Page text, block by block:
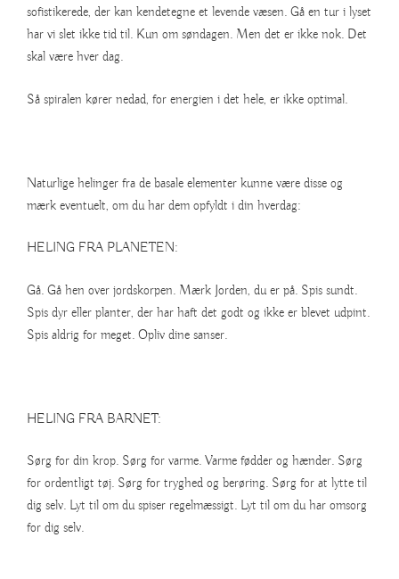
sofistikerede, der kan kendetegne et levende væsen. Gå en tur i lyset
har vi slet ikke tid til. Kun om søndagen. Men det er ikke nok. Det
skal være hver dag.
Så spiralen kører nedad, for energien i det hele, er ikke optimal.
Naturlige helinger fra de basale elementer kunne være disse og
mærk eventuelt, om du har dem opfyldt i din hverdag:
HELING FRA PLANETEN:
Gå. Gå hen over jordskorpen. Mærk Jorden, du er på. Spis sundt.
Spis dyr eller planter, der har haft det godt og ikke er blevet udpint.
Spis aldrig for meget. Opliv dine sanser.
HELING FRA BARNET:
Sørg for din krop. Sørg for varme. Varme fødder og hænder. Sørg
for ordentligt tøj. Sørg for tryghed og berøring. Sørg for at lytte til
dig selv. Lyt til om du spiser regelmæssigt. Lyt til om du har omsorg
for dig selv.